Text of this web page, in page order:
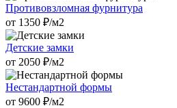
Противовзломная фурнитура
от 1350 ₽/м2
Детские замки
от 2050 ₽/м2
Нестандартной формы
от 9600 ₽/м2